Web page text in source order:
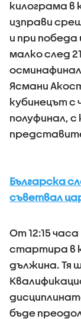
килограма в
изправи
и при
малко след
Ясмани
кубинецът с
полуфинал,
Българска
съветвал
От 12:15
стартира в
дължина. Тя
бъде